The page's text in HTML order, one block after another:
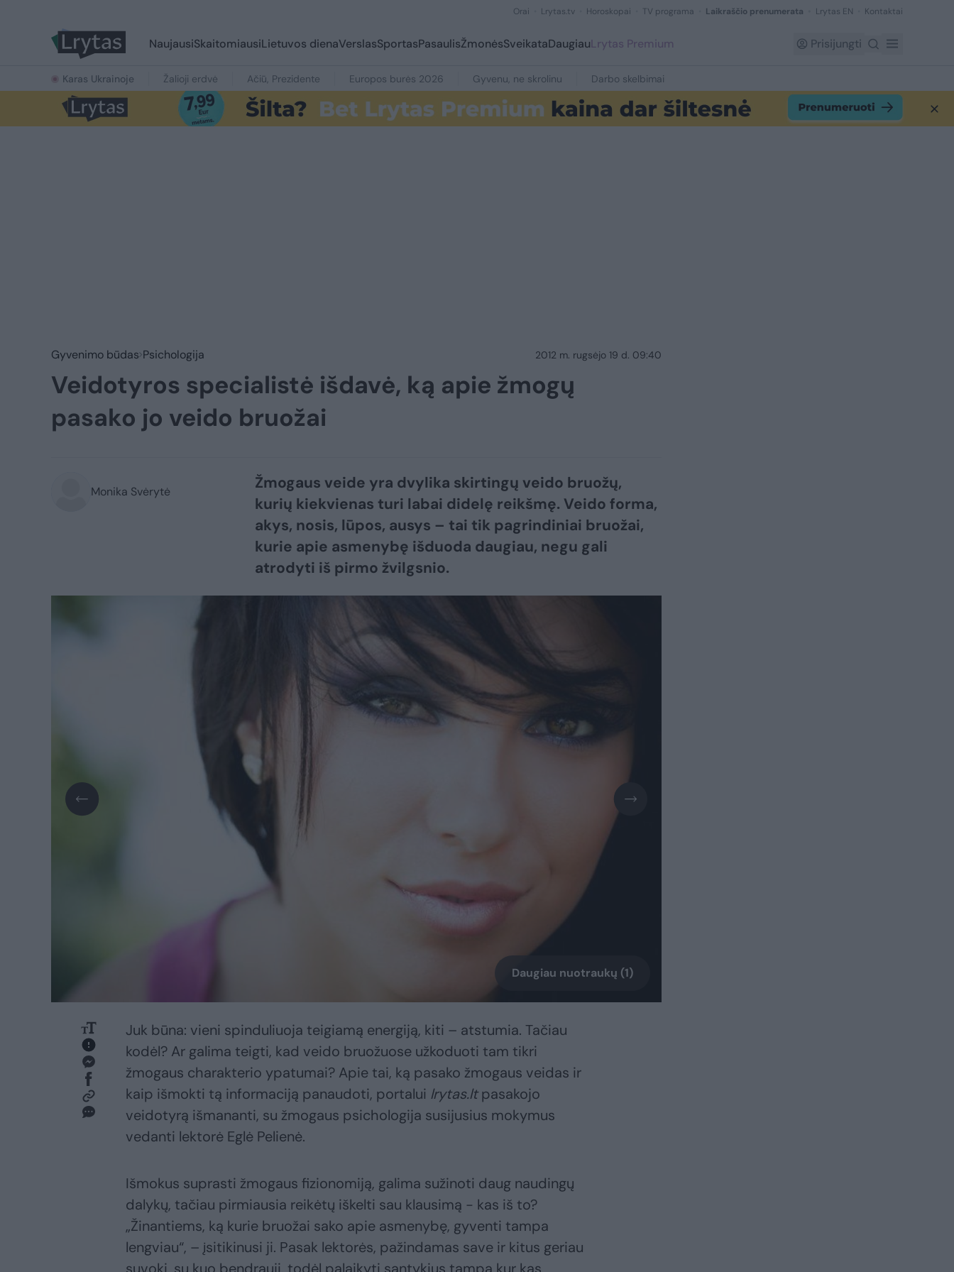
Orai Lrytas.tv Horoskopai TV programa Laikraščio prenumerata Lrytas EN Kontaktai
NaujausiSkaitomiausiLietuvos dienaVerslasSportasPasaulisŽmonėsSveikataDaugiauLrytas Premium Prisijungti
Karas Ukrainoje Žalioji erdvė Ačiū, Prezidente Europos burės 2026 Gyvenu, ne skrolinu Darbo skelbimai
Gyvenimo būdas Psichologija 2012 m. rugsėjo 19 d. 09:40
Veidotyros specialistė išdavė, ką apie žmogų
pasako jo veido bruožai
Monika Svėrytė
Žmogaus veide yra dvylika skirtingų veido bruožų,
kurių kiekvienas turi labai didelę reikšmę. Veido forma,
akys, nosis, lūpos, ausys – tai tik pagrindiniai bruožai,
kurie apie asmenybę išduoda daugiau, negu gali
atrodyti iš pirmo žvilgsnio.
Daugiau nuotraukų (1)
Juk būna: vieni spinduliuoja teigiamą energiją, kiti – atstumia. Tačiau
kodėl? Ar galima teigti, kad veido bruožuose užkoduoti tam tikri
žmogaus charakterio ypatumai? Apie tai, ką pasako žmogaus veidas ir
kaip išmokti tą informaciją panaudoti, portalui lrytas.ltpasakojo
veidotyrą išmananti, su žmogaus psichologija susijusius mokymus
vedanti lektorė Eglė Pelienė.
Išmokus suprasti žmogaus fizionomiją, galima sužinoti daug naudingų
dalykų, tačiau pirmiausia reikėtų iškelti sau klausimą - kas iš to?
„Žinantiems, ką kurie bruožai sako apie asmenybę, gyventi tampa
lengviau“, – įsitikinusi ji. Pasak lektorės, pažindamas save ir kitus geriau